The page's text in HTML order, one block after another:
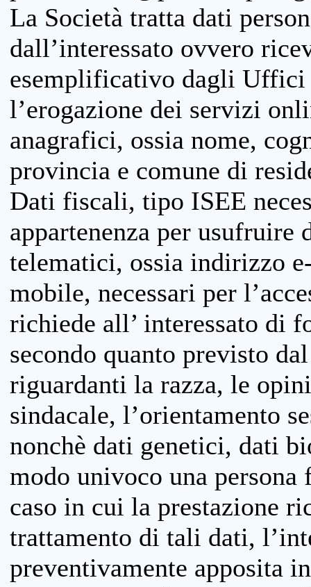
La Società tratta dati
dall’interessato ovvero
esemplificativo dagli
l’erogazione dei servizi
anagrafici, ossia nome,
provincia e comune di
Dati fiscali, tipo ISEE
appartenenza per
telematici, ossia indirizzo
mobile, necessari per
richiede all’ interessato di
secondo quanto previsto
riguardanti la razza, le
sindacale, l’orientamento
nonchè dati genetici, dati
modo univoco una
caso in cui la prestazione
trattamento di tali dati,
preventivamente apposita